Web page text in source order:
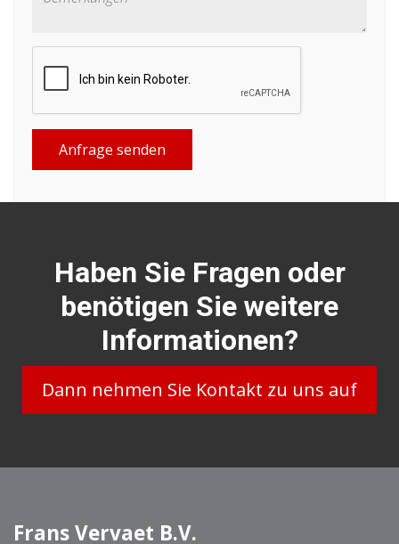
Anfrage senden
Haben Sie Fragen oder
benötigen Sie weitere
Informationen?
Dann nehmen Sie Kontakt zu uns auf
Frans Vervaet B.V.